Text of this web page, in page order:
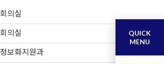
회의실
회의실
정보화지원과
QUICK
MENU